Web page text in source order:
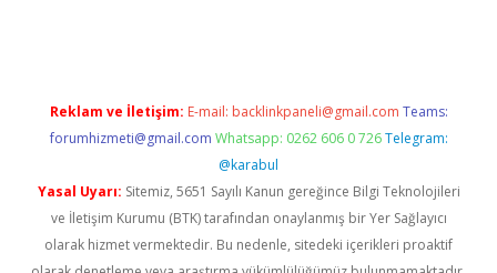
Reklam ve İletişim: E-mail: backlinkpaneli@gmail.com Teams:
forumhizmeti@gmail.com Whatsapp: 0262 606 0 726 Telegram:
@karabul
Yasal Uyarı: Sitemiz, 5651 Sayılı Kanun gereğince Bilgi Teknolojileri
ve İletişim Kurumu (BTK) tarafından onaylanmış bir Yer Sağlayıcı
olarak hizmet vermektedir. Bu nedenle, sitedeki içerikleri proaktif